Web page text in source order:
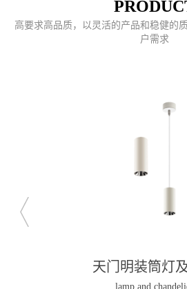
高要求高品质，以灵活的产品和稳健的
户需求
天门明装筒灯
lamp and